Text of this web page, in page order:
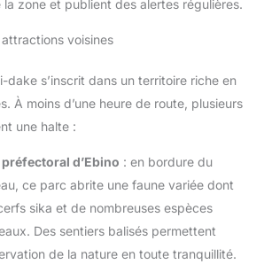
la zone et publient des alertes régulières.
voisines
dake s’inscrit dans un territoire riche en
À moins d’une heure de route, plusieurs
une halte :
préfectoral d’Ebino : en bordure du
ce parc abrite une faune variée dont
sika et de nombreuses espèces
Des sentiers balisés permettent
de la nature en toute tranquillité.